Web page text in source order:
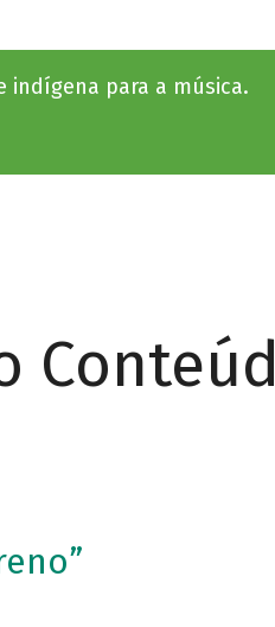
indígena para a música.